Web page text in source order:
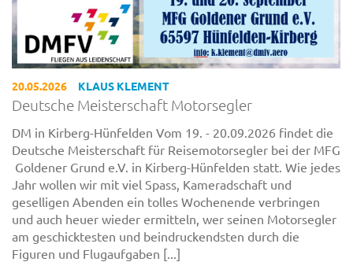
20.05.2026 KLAUS KLEMENT
Deutsche Meisterschaft Motorsegler
DM in Kirberg-Hünfelden Vom 19. - 20.09.2026 findet die
Deutsche Meisterschaft für Reisemotorsegler bei der MFG
Goldener Grund e.V. in Kirberg-Hünfelden statt. Wie jedes
Jahr wollen wir mit viel Spass, Kameradschaft und
geselligen Abenden ein tolles Wochenende verbringen
und auch heuer wieder ermitteln, wer seinen Motorsegler
am geschicktesten und beindruckendsten durch die
Figuren und Flugaufgaben [...]